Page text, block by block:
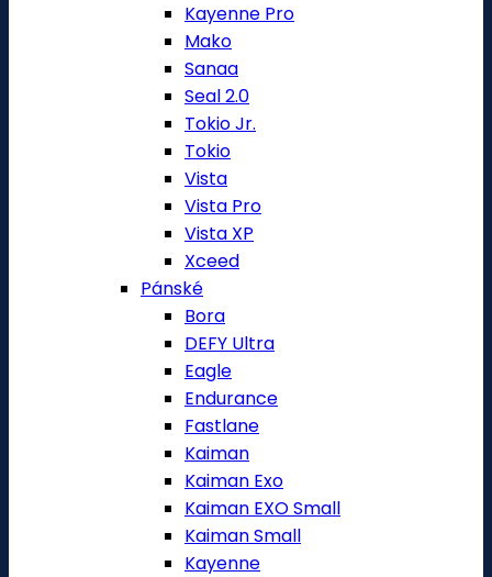
Kayenne Pro
Mako
Sanaa
Seal 2.0
Tokio Jr.
Tokio
Vista
Vista Pro
Vista XP
Xceed
Pánské
Bora
DEFY Ultra
Eagle
Endurance
Fastlane
Kaiman
Kaiman Exo
Kaiman EXO Small
Kaiman Small
Kayenne